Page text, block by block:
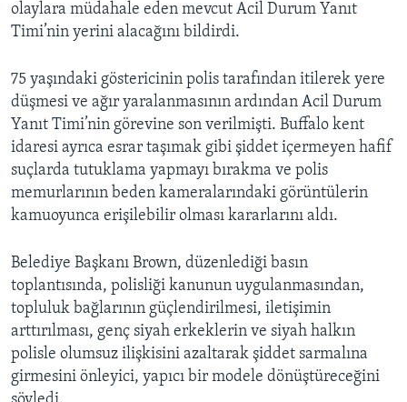
olaylara müdahale eden mevcut Acil Durum Yanıt
Timi’nin yerini alacağını bildirdi.
75 yaşındaki göstericinin polis tarafından itilerek yere
düşmesi ve ağır yaralanmasının ardından Acil Durum
Yanıt Timi’nin görevine son verilmişti. Buffalo kent
idaresi ayrıca esrar taşımak gibi şiddet içermeyen hafif
suçlarda tutuklama yapmayı bırakma ve polis
memurlarının beden kameralarındaki görüntülerin
kamuoyunca erişilebilir olması kararlarını aldı.
Belediye Başkanı Brown, düzenlediği basın
toplantısında, polisliği kanunun uygulanmasından,
topluluk bağlarının güçlendirilmesi, iletişimin
arttırılması, genç siyah erkeklerin ve siyah halkın
polisle olumsuz ilişkisini azaltarak şiddet sarmalına
girmesini önleyici, yapıcı bir modele dönüştüreceğini